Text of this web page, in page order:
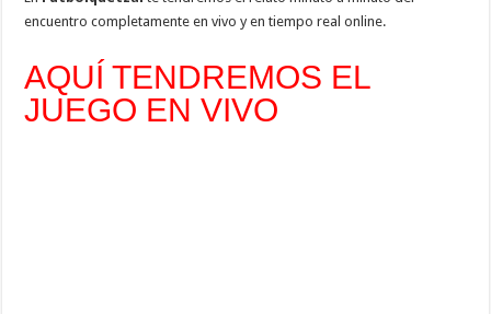
encuentro completamente en vivo y en tiempo real online.
AQUÍ TENDREMOS EL
JUEGO EN VIVO